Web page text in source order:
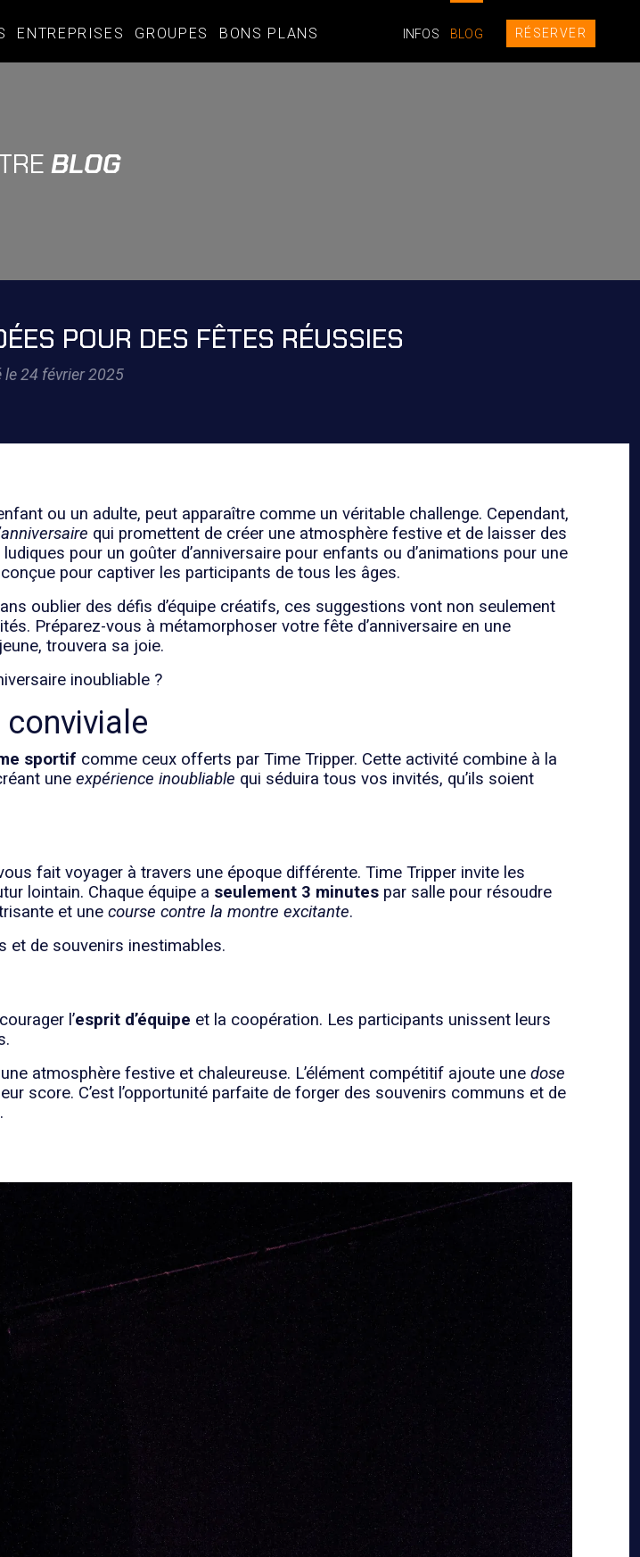
ENTREPRISES GROUPES BONS PLANS INFOS BLOG RÉSERVER
BLOG
POUR DES FÊTES RÉUSSIES
le 24 février 2025
ou un adulte, peut apparaître comme un véritable challenge. Cependant,
qui promettent de créer une atmosphère festive et de laisser des
pour un goûter d’anniversaire pour enfants ou d’animations pour une
pour captiver les participants de tous les âges.
oublier des défis d’équipe créatifs, ces suggestions vont non seulement
Préparez-vous à métamorphoser votre fête d’anniversaire en une
trouvera sa joie.
inoubliable ?
conviviale
sportif comme ceux offerts par Time Tripper. Cette activité combine à la
une expérience inoubliable qui séduira tous vos invités, qu’ils soient
fait voyager à travers une époque différente. Time Tripper invite les
lointain. Chaque équipe a seulement 3 minutes par salle pour résoudre
et une course contre la montre excitante.
et de souvenirs inestimables.
l’esprit d’équipe et la coopération. Les participants unissent leurs
atmosphère festive et chaleureuse. L’élément compétitif ajoute une dose
score. C’est l’opportunité parfaite de forger des souvenirs communs et de